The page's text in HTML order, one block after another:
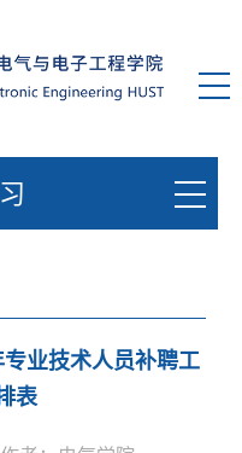
业技术人员补聘工
表